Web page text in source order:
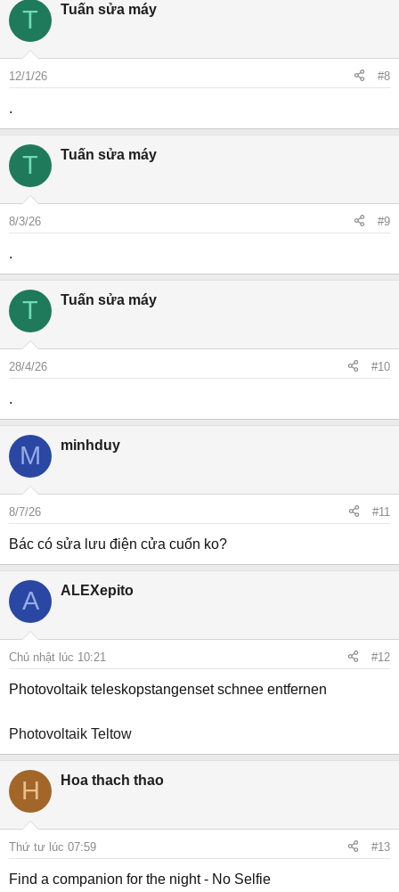
T Tuấn sửa máy
12/1/26 #8
.
T Tuấn sửa máy
8/3/26 #9
.
T Tuấn sửa máy
28/4/26 #10
.
M minhduy
8/7/26 #11
Bác có sửa lưu điện cửa cuốn ko?
A ALEXepito
Chủ nhật lúc 10:21 #12
Photovoltaik teleskopstangenset schnee entfernen
Photovoltaik Teltow
H Hoa thach thao
Thứ tư lúc 07:59 #13
Find a companion for the night - No Selfie